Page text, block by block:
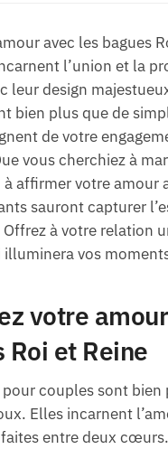
avec les bagues
l’union et la
leur design
bien plus que de
de votre
vous cherchiez à
à affirmer votre amour
sauront capturer
à votre relation
vos
votre
Roi et Reine
pour couples sont bien
Elles incarnent
entre deux